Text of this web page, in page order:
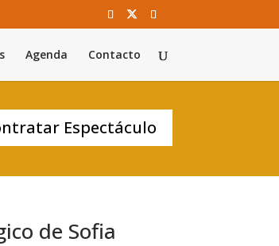
Agenda Contacto
Espectáculo
de Sofia